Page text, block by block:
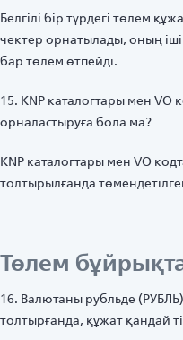
Белгілі бір түрдегі төлем
чектер орнатылады, оның
бар төлем өтпейді.
15. KNP каталогтары мен VO
орналастыруға бола ма?
KNP каталогтары мен VO
толтырылғанда
Төлем
16. Валютаны рубльде
толтырғанда, құжат қандай